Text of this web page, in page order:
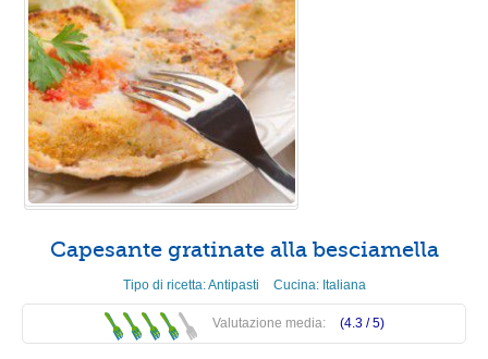
Capesante gratinate alla besciamella
Tipo di ricetta:Antipasti Cucina: Italiana
Valutazione media: (4.3 /5)